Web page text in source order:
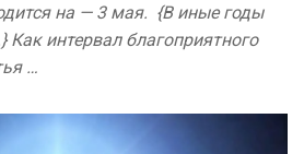
на — 3 мая. {В иные годы
Как интервал благоприятного
…